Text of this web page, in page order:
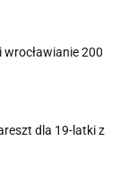
wrocławianie 200
dla 19-latki z